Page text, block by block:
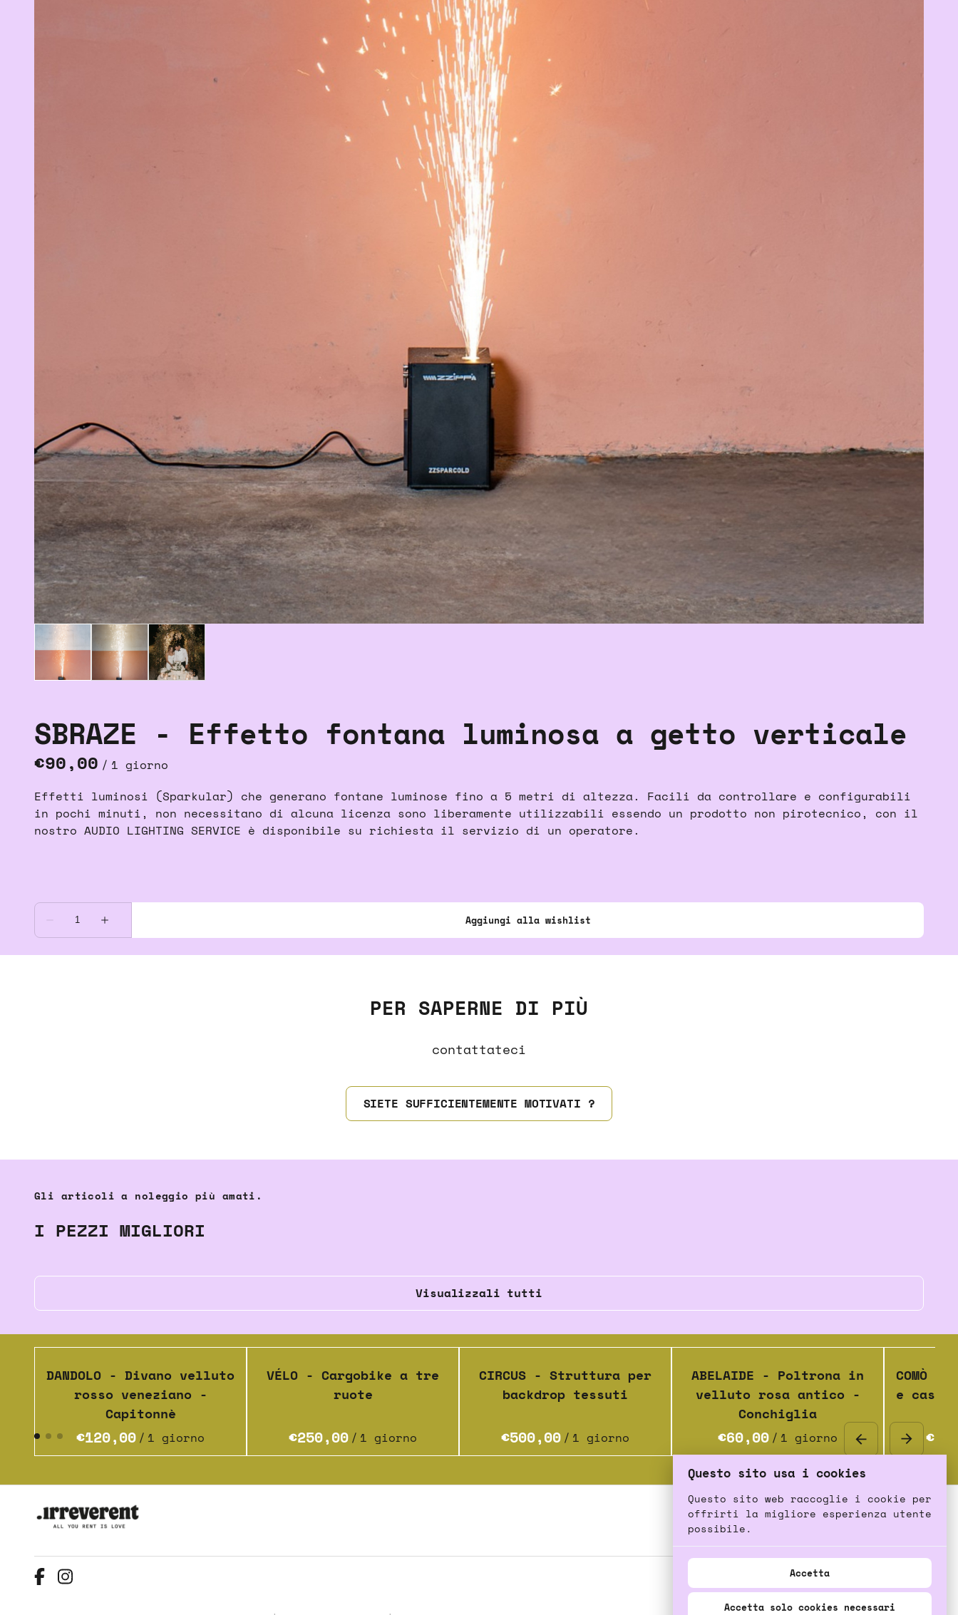
SBRAZE - Effetto fontana luminosa a getto verticale
/
Effetti luminosi (Sparkular) che generano fontane luminose fino a 5 metri di altezza. Facili da controllare e configurabili
in pochi minuti, non necessitano di alcuna licenza sono liberamente utilizzabili essendo un prodotto non pirotecnico, con il
nostro AUDIO LIGHTING SERVICE è disponibile su richiesta il servizio di un operatore.
PER SAPERNE DI PIÙ
contattateci
SIETE SUFFICIENTEMENTE MOTIVATI ?
Gli articoli a noleggio più amati.
I PEZZI MIGLIORI
Visualizzali tutti
DANDOLO - Divano velluto
rosso veneziano -
Capitonnè
/
VÉLO - Cargobike a tre
ruote
/
CIRCUS - Struttura per
backdrop tessuti
/
ABELAIDE - Poltrona in
velluto rosa antico -
Conchiglia
/
COMÒ -
e
Questo sito usa i cookies
Questo sito web raccoglie i cookie per
offrirti la migliore esperienza utente
possibile.
Accetta
Accetta solo cookies necessari